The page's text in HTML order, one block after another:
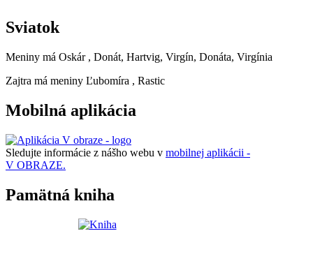
Sviatok
Meniny má Oskár , Donát, Hartvig, Virgín, Donáta, Virgínia
Zajtra má meniny Ľubomíra , Rastic
Mobilná aplikácia
Sledujte informácie z nášho webu v mobilnej aplikácii -
V OBRAZE.
Pamätná kniha